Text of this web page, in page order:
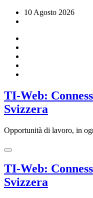
10 Agosto 2026
TI-Web:
Svizzera
Opportunità di lavoro, in
TI-Web:
Svizzera